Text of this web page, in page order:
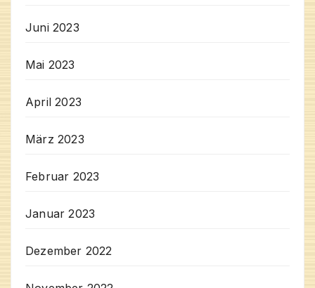
Juni 2023
Mai 2023
April 2023
März 2023
Februar 2023
Januar 2023
Dezember 2022